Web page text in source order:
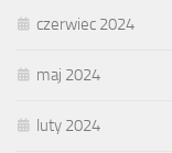
czerwiec 2024
maj 2024
luty 2024